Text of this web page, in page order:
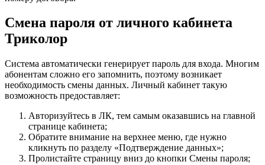
Смена пароля от личного кабинета
Триколор
Система автоматически генерирует пароль для входа. Многим
абонентам сложно его запомнить, поэтому возникает
необходимость смены данных. Личный кабинет такую
возможность предоставляет:
Авторизуйтесь в ЛК, тем самым оказавшись на главной
странице кабинета;
Обратите внимание на верхнее меню, где нужно
кликнуть по разделу «Подтверждение данных»;
Пролистайте страницу вниз до кнопки Смены пароля;